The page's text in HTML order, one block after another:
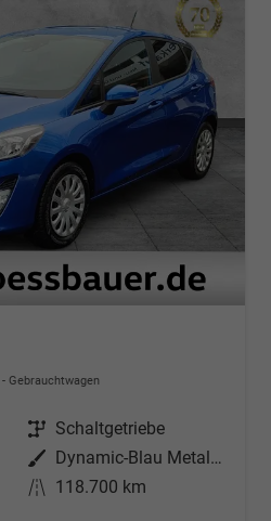
Gebrauchtwagen
Getriebe Schaltgetriebe
Außenfarbe
Dynamic-Blau Metallic
Kilometerstand 118.700 km